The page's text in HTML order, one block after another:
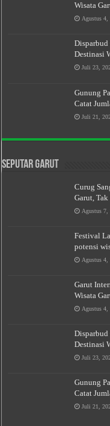
Wisata
Agustus 4,
Destinasi
Juli 23,
Gunung
Catat
Juli 21,
Seputar Garut
Curug
Garut,
Agustus 7,
Festival
potensi
Agustus 4,
Garut
Wisata
Agustus 4,
Destinasi
Juli 23,
Gunung
Catat
Juli 21,